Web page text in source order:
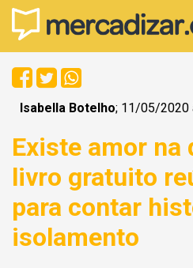
Isabella Botelho; 11/05/2020
Existe amor na
livro gratuito
para contar
isolamento